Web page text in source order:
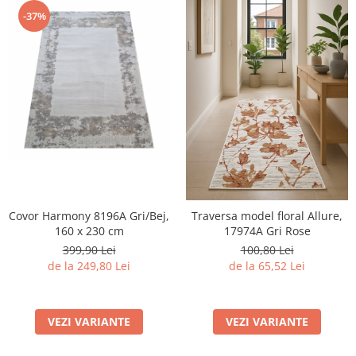
-37%
Covor Harmony 8196A Gri/Bej,
160 x 230 cm
399,90 Lei
de la 249,80 Lei
VEZI VARIANTE
Traversa model floral Allure,
17974A Gri Rose
100,80 Lei
de la 65,52 Lei
VEZI VARIANTE